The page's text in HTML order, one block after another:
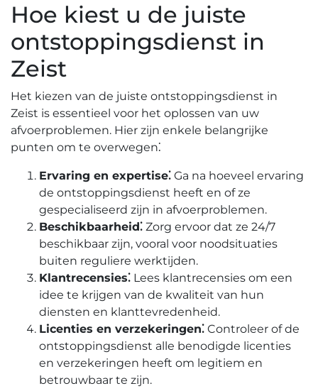
Hoe kiest u de juiste
ontstoppingsdienst in
Zeist
Het kiezen van de juiste ontstoppingsdienst in
Zeist is essentieel voor het oplossen van uw
afvoerproblemen. Hier zijn enkele belangrijke
punten om te overwegen⁚
Ervaring en expertise⁚ Ga na hoeveel ervaring
de ontstoppingsdienst heeft en of ze
gespecialiseerd zijn in afvoerproblemen.
Beschikbaarheid⁚ Zorg ervoor dat ze 24/7
beschikbaar zijn‚ vooral voor noodsituaties
buiten reguliere werktijden.​
Klantrecensies⁚ Lees klantrecensies om een
idee te krijgen van de kwaliteit van hun
diensten en klanttevredenheid.​
Licenties en verzekeringen⁚ Controleer of de
ontstoppingsdienst alle benodigde licenties
en verzekeringen heeft om legitiem en
betrouwbaar te zijn.​